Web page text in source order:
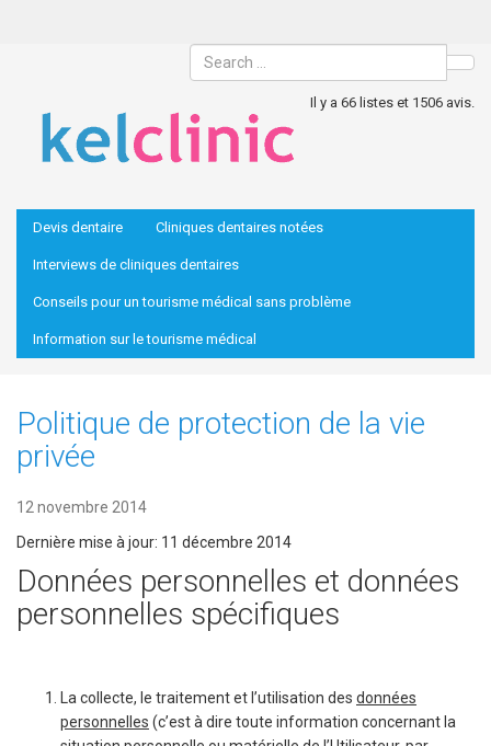
Il y a 66 listes et 1506 avis.
Devis dentaire Cliniques dentaires notées
Interviews de cliniques dentaires
Conseils pour un tourisme médical sans problème
Information sur le tourisme médical
Politique de protection de la vie
privée
12 novembre 2014
Dernière mise à jour: 11 décembre 2014
Données personnelles et données
personnelles spécifiques
La collecte, le traitement et l’utilisation des données
personnelles (c’est à dire toute information concernant la